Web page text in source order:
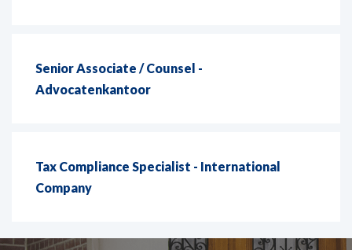
Senior Associate / Counsel -
Advocatenkantoor
Tax Compliance Specialist - International
Company